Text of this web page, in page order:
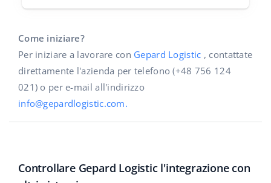
Come iniziare?
Per iniziare a lavorare con Gepard Logistic , contattate
direttamente l'azienda per telefono (+48 756 124
021) o per e-mail all'indirizzo
info@gepardlogistic.com.
Controllare Gepard Logistic l'integrazione con